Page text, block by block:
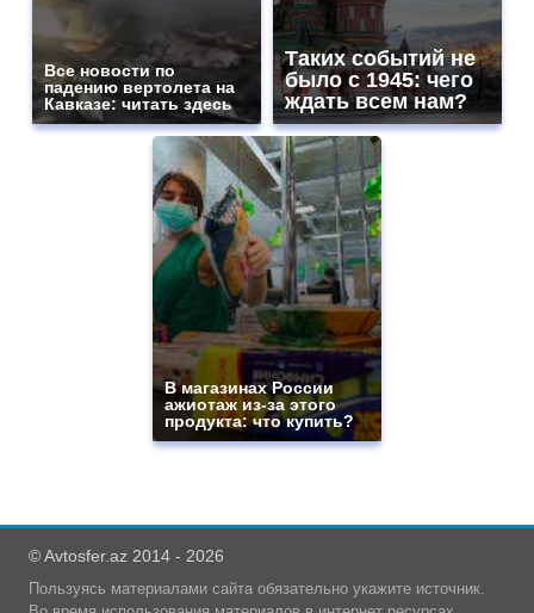
Все новости по
падению вертолета на
Кавказе: читать здесь
Таких событий не
было с 1945: чего
ждать всем нам?
В магазинах России
ажиотаж из-за этого
продукта: что купить?
© Avtosfer.az 2014 - 2026
Пользуясь материалами сайта обязательно укажите источник.